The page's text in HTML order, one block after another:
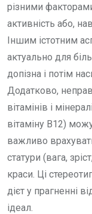
різними
активність або,
Іншим істотним
актуально для
допізна і потім
Додатково,
вітамінів і
вітаміну B12)
важливо
статури (вага,
краси. Ці
дієт у прагненні
ідеал.